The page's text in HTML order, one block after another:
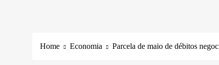
Home Economia Parcela de maio de débitos